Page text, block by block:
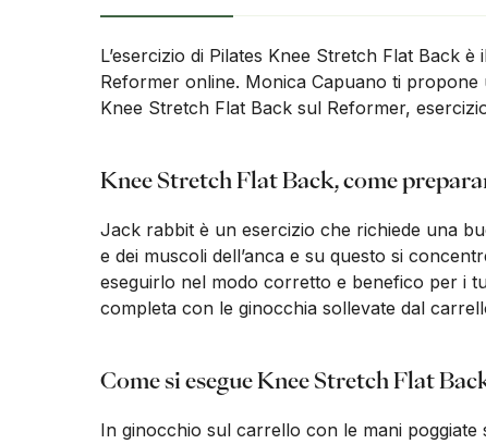
L’esercizio di Pilates Knee Stretch Flat Back
Reformer online. Monica Capuano ti
Knee Stretch Flat Back sul Reformer,
Knee Stretch Flat Back, come
Jack rabbit è un esercizio che richiede una
e dei muscoli dell’anca e su questo si
eseguirlo nel modo corretto e benefico per i
completa con le ginocchia sollevate dal
Come si esegue Knee Stretch Flat
In ginocchio sul carrello con le mani poggiate